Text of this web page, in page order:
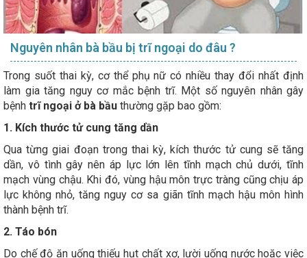
Nguyên nhân bà bầu bị trĩ ngoại do đâu ?
Trong suốt thai kỳ, cơ thể phụ nữ có nhiều thay đổi nhất định
làm gia tăng nguy cơ mắc bệnh trĩ. Một số nguyên nhân gây
bệnh trĩ ngoại ở bà bầu thường gặp bao gồm:
1. Kích thước tử cung tăng dần
Qua từng giai đoạn trong thai kỳ, kích thước tử cung sẽ tăng
dần, vô tình gây nên áp lực lớn lên tĩnh mạch chủ dưới, tĩnh
mạch vùng chậu. Khi đó, vùng hậu môn trực tràng cũng chịu áp
lực không nhỏ, tăng nguy cơ sa giãn tĩnh mạch hậu môn hình
thành bệnh trĩ.
2. Táo bón
Do chế độ ăn uống thiếu hụt chất xơ, lười uống nước hoặc việc